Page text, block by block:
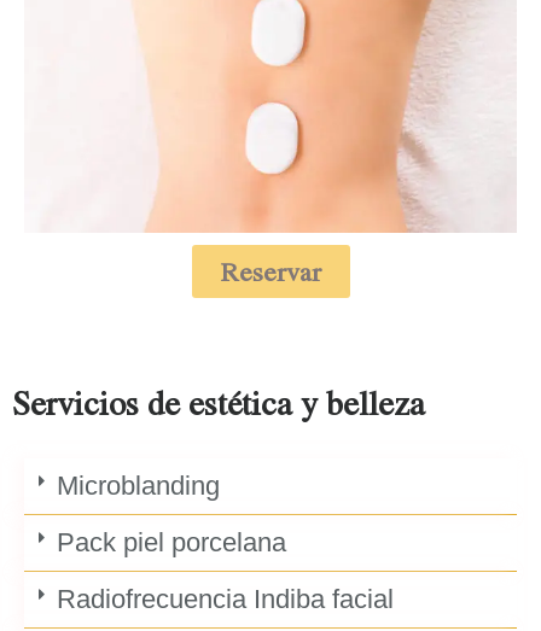
Reservar
Servicios de estética y belleza
Microblanding
Pack piel porcelana
Radiofrecuencia Indiba facial